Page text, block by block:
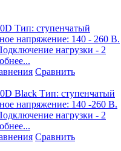
Тип: ступенчатый
напряжение: 140 - 260 В.
нагрузки - 2
Сравнить
Black Тип: ступенчатый
напряжение: 140 -260 В.
нагрузки - 2
Сравнить